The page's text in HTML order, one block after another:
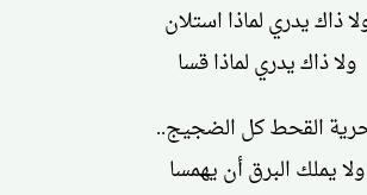
ذاك يدري لماذا استلان
ولا ذاك يدري لماذا قسا
القحط كل الضجيج..
ولا يملك البرق أن يهمسا